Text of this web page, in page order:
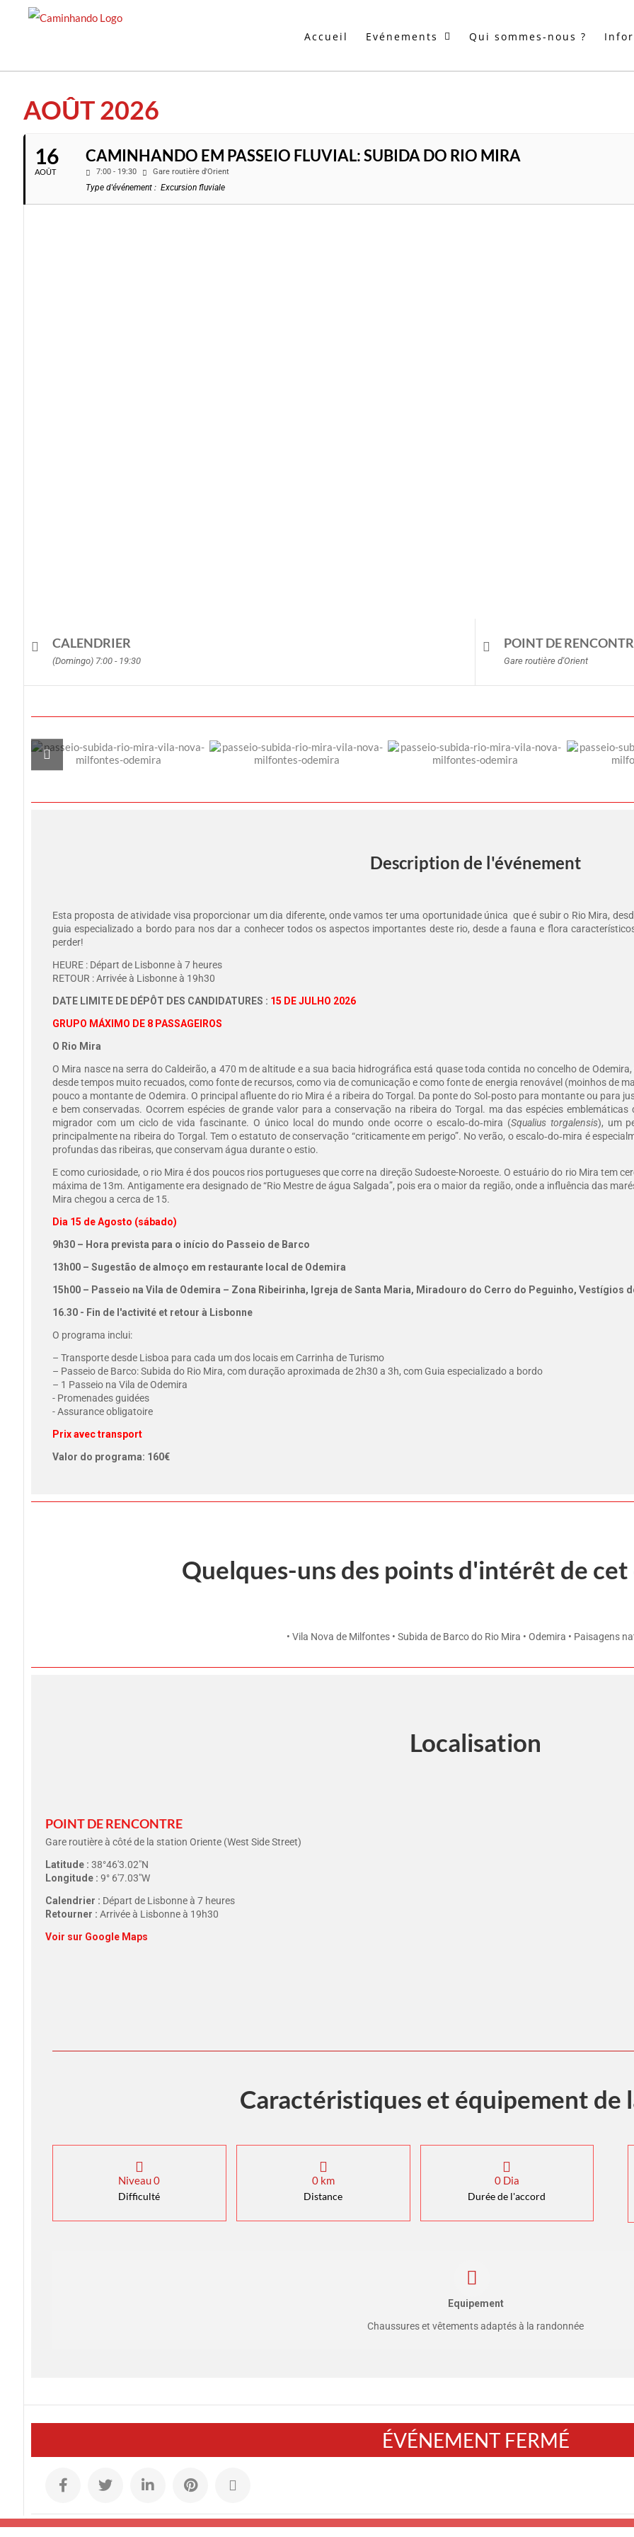
Accueil Evénements Qui sommes-nous ?
AOÛT 2026
16
AOÛT
CAMINHANDO EM PASSEIO FLUVIAL: SUBIDA DO RIO MIRA
7:00 - 19:30 Gare routière d'Orient
Type d'événement : Excursion fluviale
CALENDRIER
(Domingo) 7:00 - 19:30
POINT DE
Gare routière d'Orient
Description de l'événement
Esta proposta de atividade visa proporcionar um dia diferente, onde vamos ter uma oportunidade única que é subir o Rio Mira,
guia especializado a bordo para nos dar a conhecer todos os aspectos importantes deste rio, desde a fauna e flora
perder!
HEURE : Départ de Lisbonne à 7 heures
RETOUR : Arrivée à Lisbonne à 19h30
DATE LIMITE DE DÉPÔT DES CANDIDATURES : 15 DE JULHO 2026
GRUPO MÁXIMO DE 8 PASSAGEIROS
O Rio Mira
O Mira nasce na serra do Caldeirão, a 470 m de altitude e a sua bacia hidrográfica está quase toda contida no concelho de
desde tempos muito recuados, como fonte de recursos, como via de comunicação e como fonte de energia renovável (moinhos de
pouco a montante de Odemira. O principal afluente do rio Mira é a ribeira do Torgal. Da ponte do Sol‑posto para montante ou para
e bem conservadas. Ocorrem espécies de grande valor para a conservação na ribeira do Torgal. ma das espécies emblemáticas
migrador com um ciclo de vida fascinante. O único local do mundo onde ocorre o escalo‑do‑mira (Squalius torgalensis), um
principalmente na ribeira do Torgal. Tem o estatuto de conservação “criticamente em perigo”. No verão, o escalo‑do‑mira é
profundas das ribeiras, que conservam água durante o estio.
E como curiosidade, o rio Mira é dos poucos rios portugueses que corre na direção Sudoeste-Noroeste. O estuário do rio Mira tem
máxima de 13m. Antigamente era designado de “Rio Mestre de água Salgada”, pois era o maior da região, onde a influência das
Mira chegou a cerca de 15.
Dia 15 de Agosto (sábado)
9h30 – Hora prevista para o início do Passeio de Barco
13h00 – Sugestão de almoço em restaurante local de Odemira
15h00 – Passeio na Vila de Odemira – Zona Ribeirinha, Igreja de Santa Maria, Miradouro do Cerro do Peguinho, Vestígios
16.30 - Fin de l'activité et retour à Lisbonne
O programa inclui:
– Transporte desde Lisboa para cada um dos locais em Carrinha de Turismo
– Passeio de Barco: Subida do Rio Mira, com duração aproximada de 2h30 a 3h, com Guia especializado a bordo
– 1 Passeio na Vila de Odemira
- Promenades guidées
- Assurance obligatoire
Prix avec transport
Valor do programa: 160€
Quelques-uns des points d'intérêt de
• Vila Nova de Milfontes • Subida de Barco do Rio Mira • Odemira • Paisagens
Localisation
POINT DE RENCONTRE
Gare routière à côté de la station Oriente (West Side Street)
Latitude : 38°46'3.02″N
Longitude : 9° 6'7.03″W
Calendrier : Départ de Lisbonne à 7 heures
Retourner : Arrivée à Lisbonne à 19h30
Voir sur Google Maps
Caractéristiques et équipement de
Niveau0
Difficulté
0km
Distance
0Dia
Durée de l'accord
Equipement
Chaussures et vêtements adaptés à la randonnée
ÉVÉNEMENT FERMÉ